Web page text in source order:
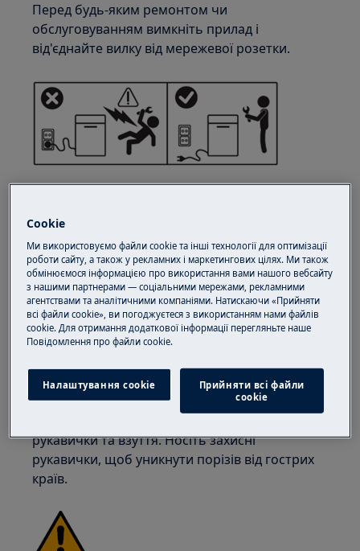
Перед будь-яким ремонтом чи
обслуговуванням вимкніть прилад і
від'єднайте вилку від мережевої розетки.
УВАГА!РИЗИК ТРАВМУВАННЯ
побутової техніки. Для важкої техніки
найбезпечніше, щоб її переміщували двоє
рукавички та взуття. Носіть захисні
рукавички, щоб уникнути порізів від гострих
країв.
Cookie
Ми використовуємо файли cookie та інші технології для оптимізації
роботи сайту, а також у рекламних і маркетингових цілях. Ми також
обмінюємося інформацією про використання вами нашого вебсайту
з нашими партнерами — соціальними мережами, рекламними
агентствами та аналітичними компаніями. Натискаючи «Прийняти
всі файли cookie», ви погоджуєтеся з використанням нами файлів
cookie. Для отримання додаткової інформації перегляньте наше
Пoвідомлення прo файли cookie.
Налаштування cookie
Прийняти всі файли
сookie